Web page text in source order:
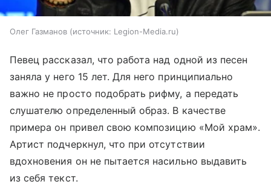
Олег Газманов источник: Legion-Media.ru
Певец рассказал, что работа над одной из песен
заняла у него 15 лет. Для него принципиально
важно не просто подобрать рифму, а передать
слушателю определенный образ. В качестве
примера он привел свою композицию «Мой храм».
Артист подчеркнул, что при отсутствии
вдохновения он не пытается насильно выдавить
из себя текст.